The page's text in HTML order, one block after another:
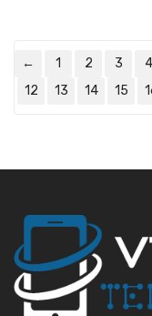
← 1 2 3 4
12
13 14 15